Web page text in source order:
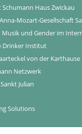
Schumann Haus Zwickau
Mozart-Gesellschaft
Musik und Gender im
Drinker Institut
von der Karthause
Netzwerk
Julian
Solutions